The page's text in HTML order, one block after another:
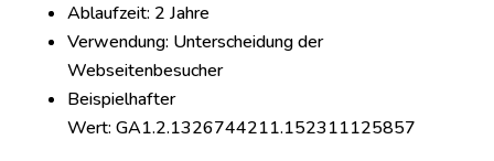
Ablaufzeit: 2 Jahre
Verwendung: Unterscheidung der
Webseitenbesucher
Beispielhafter
Wert: GA1.2.1326744211.152311125857